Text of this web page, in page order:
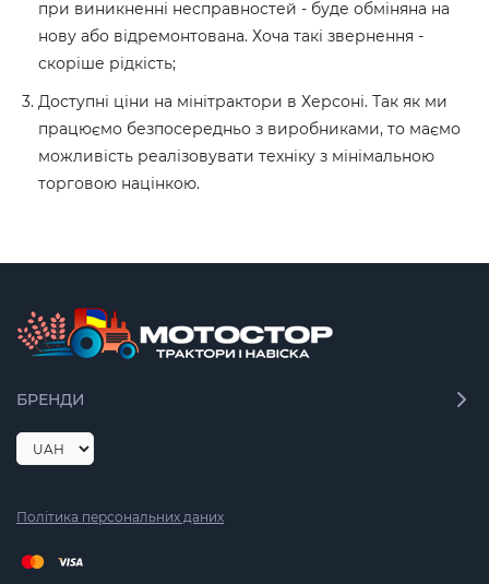
при виникненні несправностей - буде обміняна на
нову або відремонтована. Хоча такі звернення -
скоріше рідкість;
Доступні ціни на мінітрактори в Херсоні. Так як ми
працюємо безпосередньо з виробниками, то маємо
можливість реалізовувати техніку з мінімальною
торговою націнкою.
БРЕНДИ
Політика персональних даних